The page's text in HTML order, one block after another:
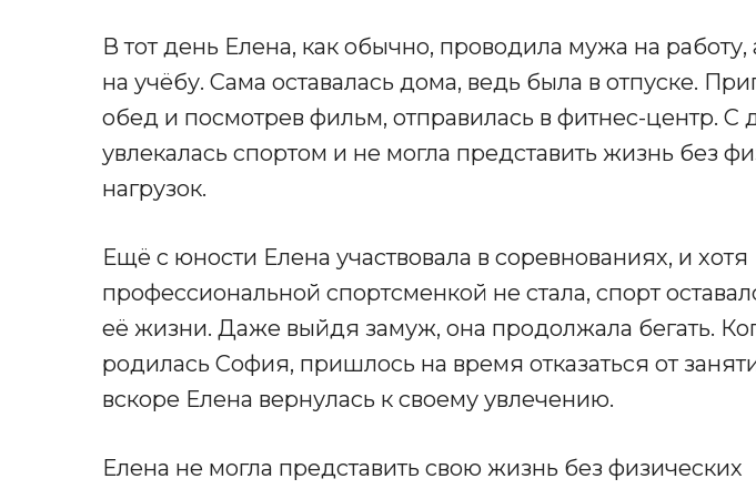
В тот день Елена, как обычно, проводила мужа на
на учёбу. Сама оставалась дома, ведь была в отпуске.
обед и посмотрев фильм, отправилась в фитнес-центр. С
увлекалась спортом и не могла представить жизнь без
нагрузок.
Ещё с юности Елена участвовала в соревнованиях, и хотя
профессиональной спортсменкой не стала, спорт
её жизни. Даже выйдя замуж, она продолжала бегать.
родилась София, пришлось на время отказаться от
вскоре Елена вернулась к своему увлечению.
Елена не могла представить свою жизнь без физических